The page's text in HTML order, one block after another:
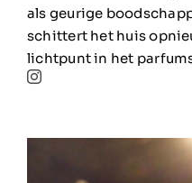
als geurige
schittert het huis
lichtpunt in het